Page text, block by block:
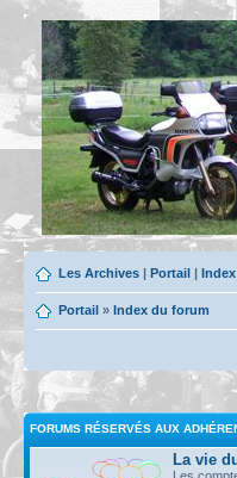
Les Archives | Portail |
Portail » Index du forum
FORUMS RÉSERVÉS AUX
La vie
Les